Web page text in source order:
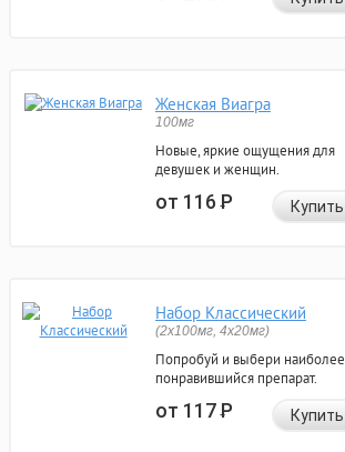
Женская Виагра
100мг
Новые, яркие ощущения для
девушек и женщин.
от 116Р Купить
Набор Классический
(2x100мг, 4x20мг)
Попробуй и выбери наиболее
понравившийся препарат.
от 117Р Купить